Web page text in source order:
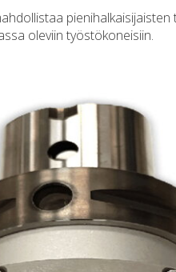
oleviin työstökoneisiin.